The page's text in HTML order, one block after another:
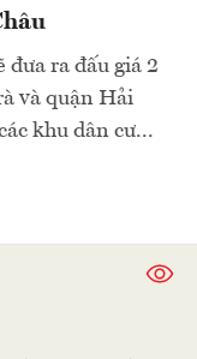
đưa ra đấu giá 2
và quận Hải
khu dân cư...